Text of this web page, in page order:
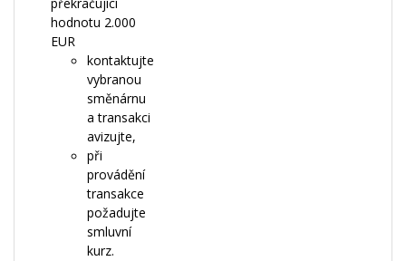
hodnotu 2.000
EUR
kontaktujte
vybranou
směnárnu
a transakci
avizujte,
při
provádění
transakce
požadujte
smluvní
kurz.